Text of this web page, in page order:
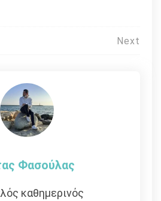
Next
Φασούλας
καθημερινός